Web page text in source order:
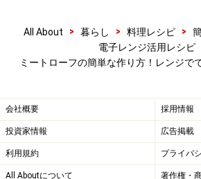
ミートローフを皿に並べ、ソースを
野菜を添えます。
All About > 暮らし > 料理レシピ >
電子レンジ活用レシピ
ミートローフの簡単な作り方！レンジで
会社概要 採用情報
投資家情報 広告掲載
利用規約 プライバ
All Aboutについて 著作権・